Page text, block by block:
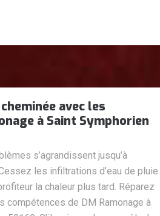
avec les
à Saint Symphorien
s’agrandissent jusqu’à
les infiltrations d’eau de pluie
la chaleur plus tard. Réparez
compétences de DM Ramonage à